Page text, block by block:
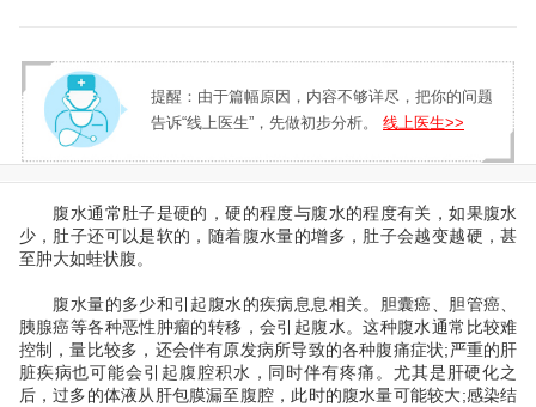
提醒：由于篇幅原因，内容不够详尽，把你的问题
告诉“线上医生”，先做初步分析。 线上医生>>
腹水通常肚子是硬的，硬的程度与腹水的程度有关，如果腹水
少，肚子还可以是软的，随着腹水量的增多，肚子会越变越硬，甚
至肿大如蛙状腹。
腹水量的多少和引起腹水的疾病息息相关。胆囊癌、胆管癌、
胰腺癌等各种恶性肿瘤的转移，会引起腹水。这种腹水通常比较难
控制，量比较多，还会伴有原发病所导致的各种腹痛症状;严重的肝
脏疾病也可能会引起腹腔积水，同时伴有疼痛。尤其是肝硬化之
后，过多的体液从肝包膜漏至腹腔，此时的腹水量可能较大;感染结